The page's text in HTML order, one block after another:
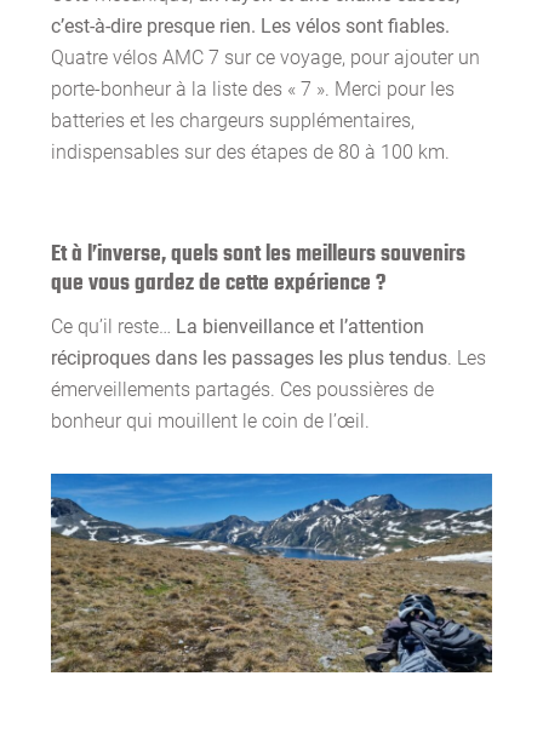
c’est-à-dire presque rien. Les vélos sont fiables.
Quatre vélos AMC 7 sur ce voyage, pour ajouter un
porte-bonheur à la liste des « 7 ». Merci pour les
batteries et les chargeurs supplémentaires,
indispensables sur des étapes de 80 à 100 km.
Et à l’inverse, quels sont les meilleurs souvenirs
que vous gardez de cette expérience ?
Ce qu’il reste… La bienveillance et l’attention
réciproques dans les passages les plus tendus. Les
émerveillements partagés. Ces poussières de
bonheur qui mouillent le coin de l’œil.